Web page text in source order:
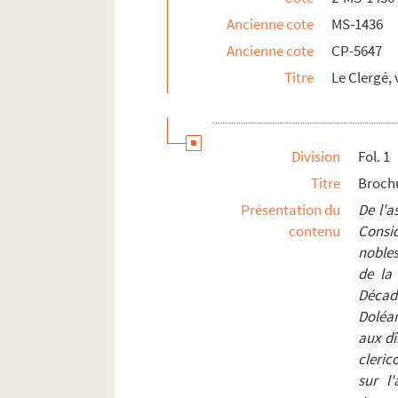
Documents biographiques
Ancienne cote
MS-1436
Ancienne cote
CP-5647
Titre
Le
Division
Fol. 1
Titre
Présentation du
contenu
De
de la
aux
sur